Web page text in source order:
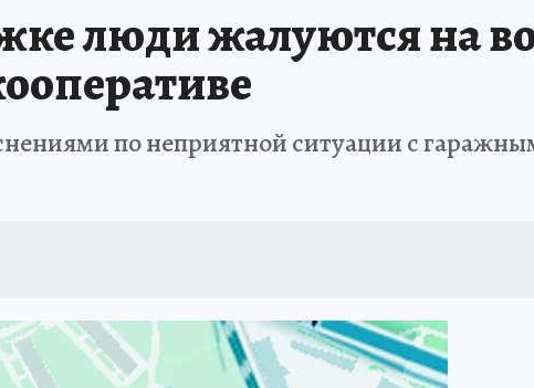
люди жалуются на
по неприятной ситуации с